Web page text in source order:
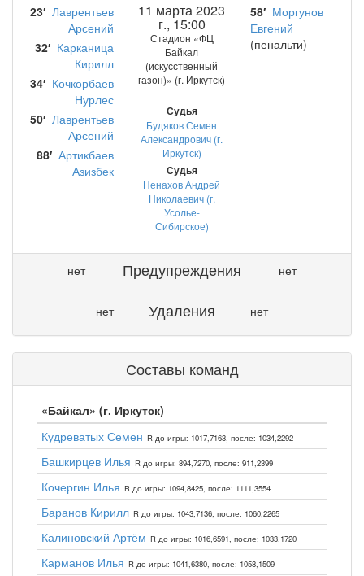
23′ Лаврентьев
Арсений
32′ Карканица
Кирилл
34′ Кочкорбаев
Нурлес
50′ Лаврентьев
Арсений
88′ Артикбаев
Азизбек
11 марта 2023
г., 15:00
Стадион «ФЦ
Байкал
(искусственный
газон)» (г. Иркутск)
Судья
Будяков Семен
Александрович (г.
Иркутск)
Судья
Ненахов Андрей
Николаевич (г.
Усолье-
Сибирское)
58′ Моргунов
Евгений
(пенальти)
нет Предупреждения нет
нет Удаления нет
Составы команд
«Байкал» (г. Иркутск)
Кудреватых Семен R до игры: 1017,7163, после: 1034,2292
Башкирцев Илья R до игры: 894,7270, после: 911,2399
Кочергин Илья R до игры: 1094,8425, после: 1111,3554
Баранов Кирилл R до игры: 1043,7136, после: 1060,2265
Калиновский Артём R до игры: 1016,6591, после: 1033,1720
Карманов Илья R до игры: 1041,6380, после: 1058,1509